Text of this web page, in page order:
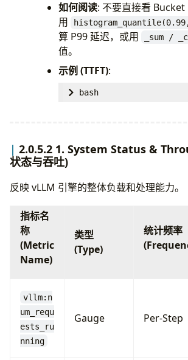
如何阅读: 不要直接看
用
算 P99 延迟，或用
_sum /
值。
示例 (TTFT):
bash
# 统计汇总：总请求数 100
2.0.5.2 1. System Status &
状态与吞吐)
反映 vLLM 引擎的整体负载和处理能力。
指标名
称
(Metric
Name)
类型
(Type)
统计频率
vllm:n
um_requ
ests_ru
nning
Gauge Per-Step